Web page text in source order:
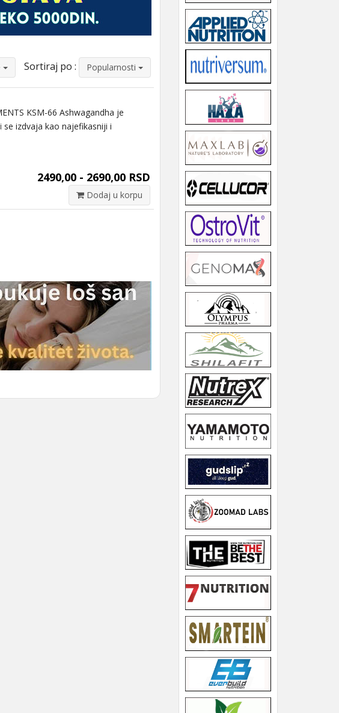
Sortiraj po : Popularnosti
KSM-66 Ashwagandha je
se izdvaja kao najefikasniji i
2490,00 - 2690,00 RSD
Dodaj u korpu